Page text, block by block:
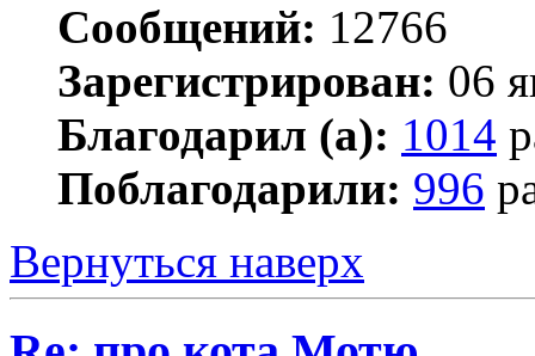
Сообщений: 12766
Зарегистрирован: 06
Благодарил (а): 1014
Поблагодарили: 996
Вернуться наверх